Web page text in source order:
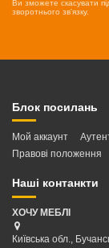
Ви зможете скасувати
зворотнього зв'язку.
Блок посилань
Мой аккаунт
Правові положення
Наші контанкти
ХОЧУ МЕБЛІ
Київська обл.,